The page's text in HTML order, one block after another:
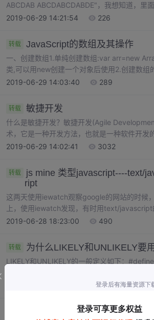
ABCDAB ABCDABCDABDE"，我想知道，里
Knuth-Morris-Pratt算法（简称KMP）是最常
2019-06-29 14:21:54 226
转载 JavaScript的数组及其操作
一、创建数组1.单纯创建数组:var arr=new
类,可以用new创建一个对象后使用2.创建数
始化大小为10的数组注意:当使用数组大小操
2019-06-29 14:03:40 289
转载 敏捷开发
什么是敏捷开发？敏捷开发(Agile
术，它是一种开发方法，也就是一种软件开
这种开发方式的主要驱动核心是人；它采用的
2019-06-29 14:02:41 3032
转载
js mine 类型javascript----text/
ript
这两天使用iewatch观察google的网站的时候
上，使用iewatch发现，有时用text/
javascript的，所有就不太知道这三个mime
2019-06-28 18:23:00 490
转载 为什么LIKELY和UNLIKELY要
LIKELY和UNLIKELY的一般定义如下：
(__builtin_expect(!!(x),0))为什么要使用两个
于:https://www.cnblogs.com/Fran...
163
http testing tool